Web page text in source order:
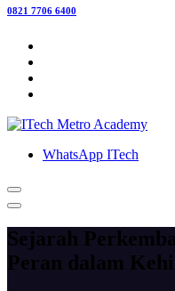
0821 7706 6400
WhatsApp ITech
Sejarah
Peran dalam